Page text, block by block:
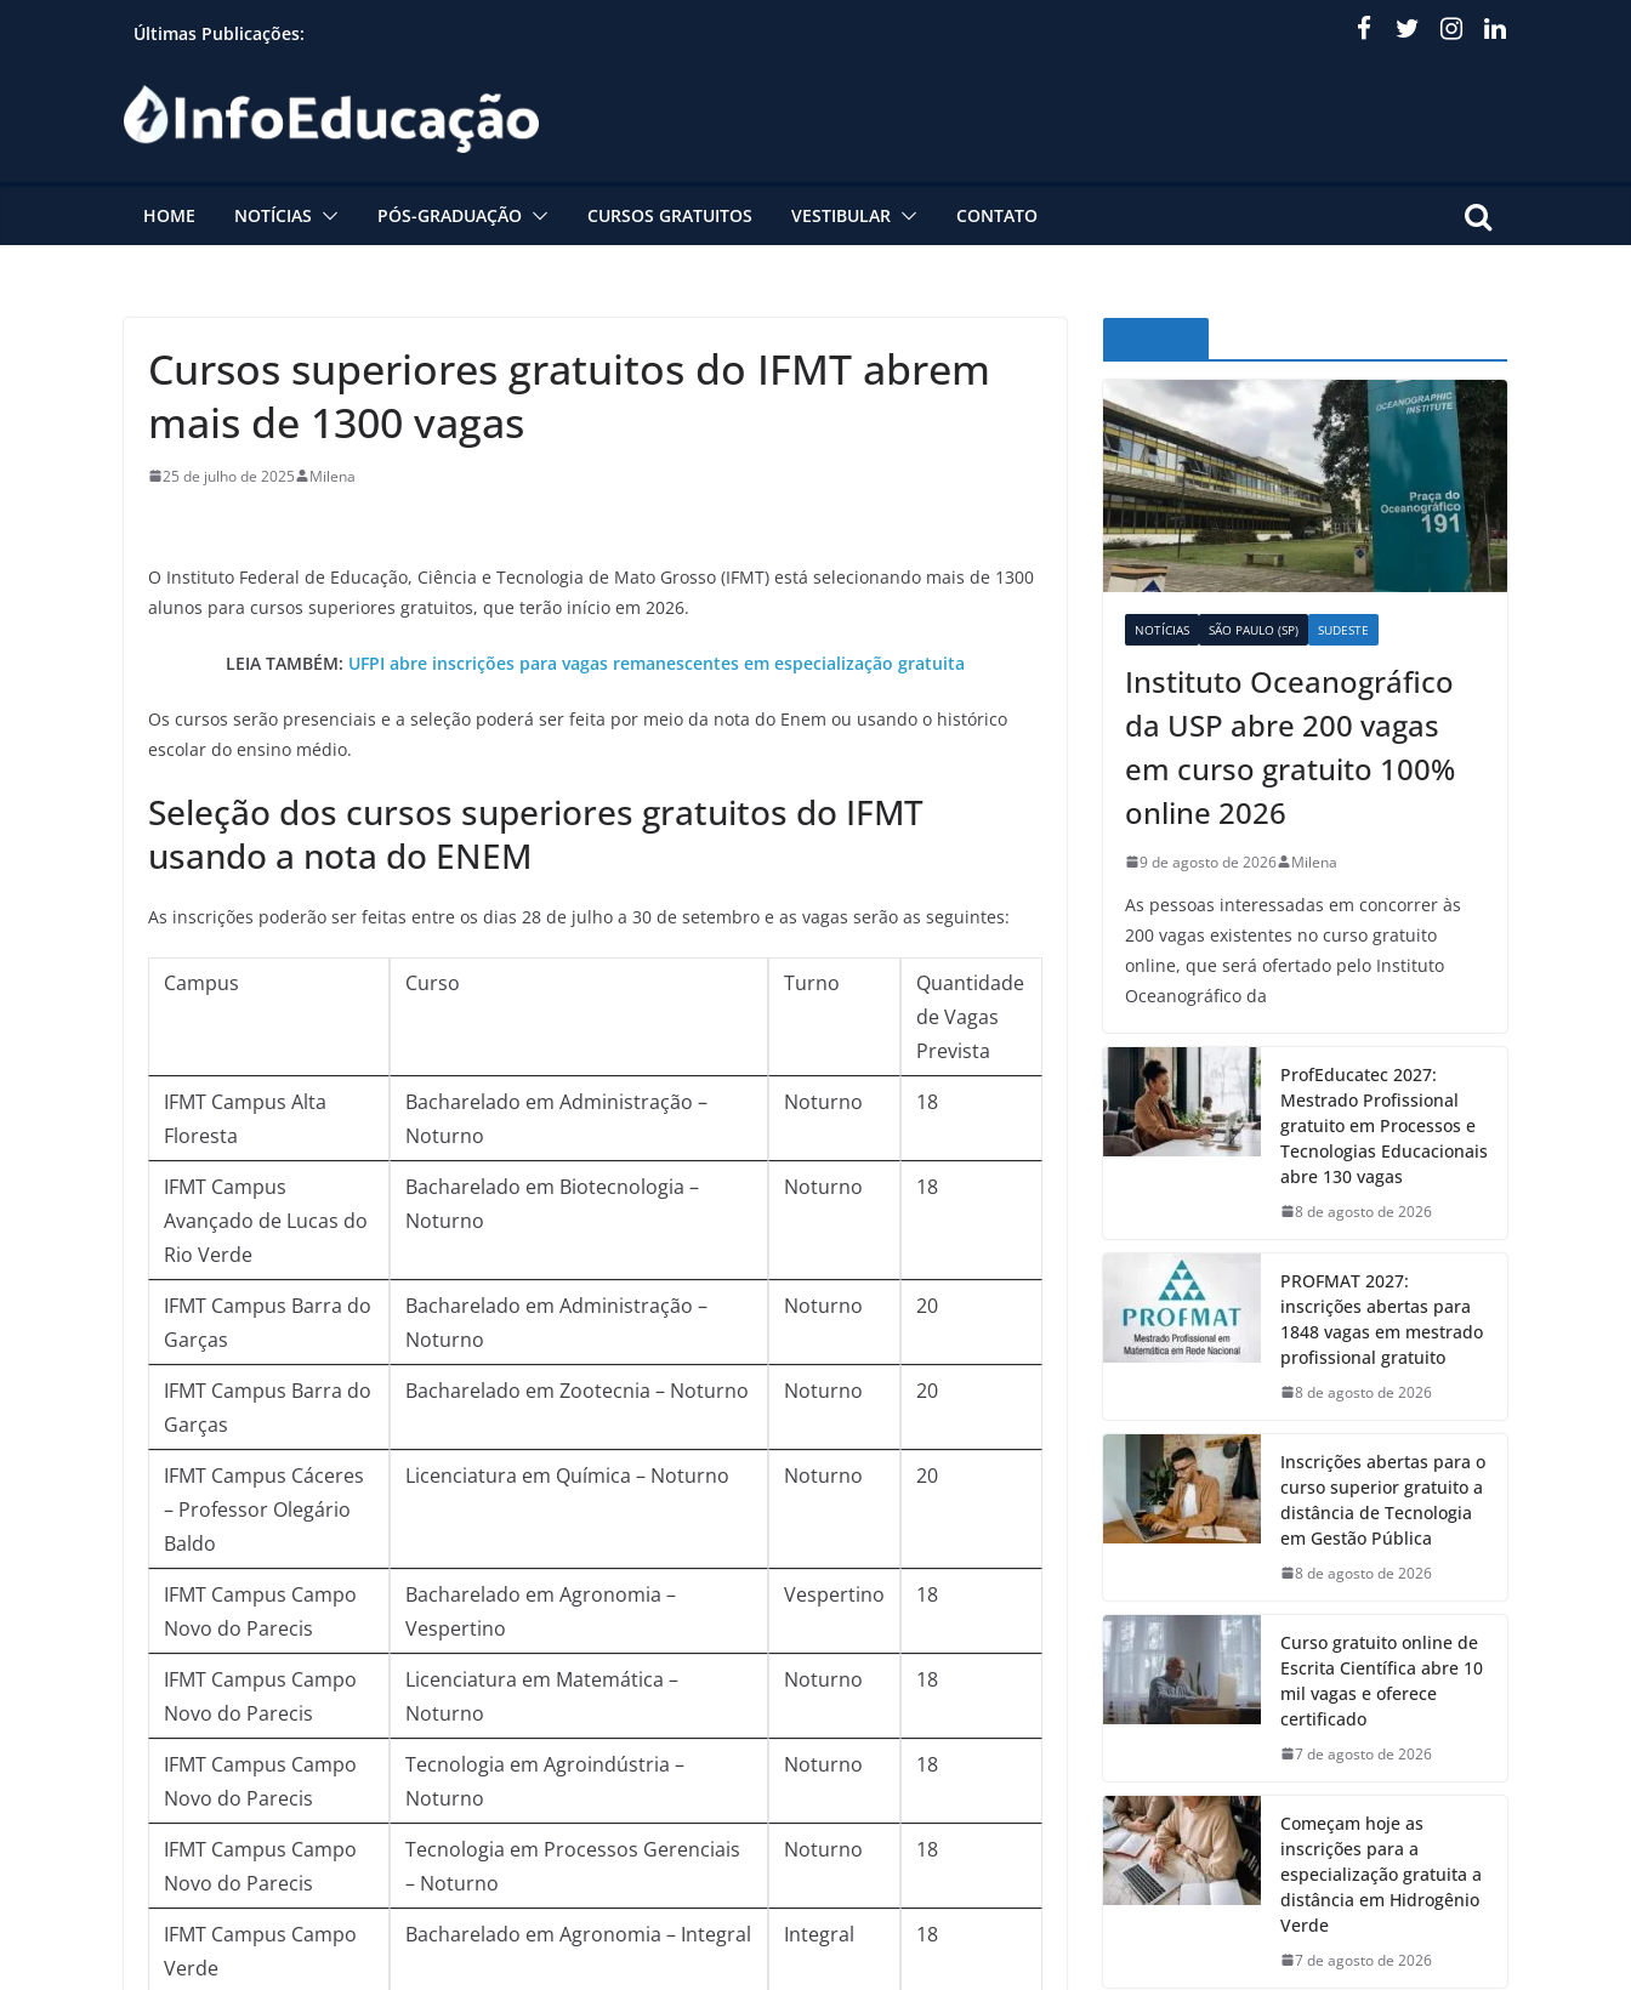
Últimas Publicações:
HOME NOTÍCIAS PÓS-GRADUAÇÃO CURSOS GRATUITOS VESTIBULAR CONTATO
Cursos superiores gratuitos do IFMT abrem
mais de 1300 vagas
25 de julho de 2025 Milena
O Instituto Federal de Educação, Ciência e Tecnologia de Mato Grosso (IFMT) está selecionando mais de 1300
alunos para cursos superiores gratuitos, que terão início em 2026.
LEIA TAMBÉM: UFPI abre inscrições para vagas remanescentes em especialização gratuita
Os cursos serão presenciais e a seleção poderá ser feita por meio da nota do Enem ou usando o histórico
escolar do ensino médio.
Seleção dos cursos superiores gratuitos do IFMT
usando a nota do ENEM
As inscrições poderão ser feitas entre os dias 28 de julho a 30 de setembro e as vagas serão as seguintes:
Campus Curso Turno
Quantidade
de Vagas
Prevista
IFMT Campus Alta
Floresta
Bacharelado em Administração –
Noturno
Noturno 18
IFMT Campus
Avançado de Lucas do
Rio Verde
Bacharelado em Biotecnologia –
Noturno
Noturno 18
IFMT Campus Barra do
Garças
Bacharelado em Administração –
Noturno
Noturno 20
IFMT Campus Barra do
Garças
Bacharelado em Zootecnia – Noturno Noturno 20
IFMT Campus Cáceres
– Professor Olegário
Baldo
Licenciatura em Química – Noturno Noturno 20
IFMT Campus Campo
Novo do Parecis
Bacharelado em Agronomia –
Vespertino
Vespertino 18
IFMT Campus Campo
Novo do Parecis
Licenciatura em Matemática –
Noturno
Noturno 18
IFMT Campus Campo
Novo do Parecis
Tecnologia em Agroindústria –
Noturno
Noturno 18
IFMT Campus Campo
Novo do Parecis
Tecnologia em Processos Gerenciais
– Noturno
Noturno 18
IFMT Campus Campo
Verde
Bacharelado em Agronomia – Integral Integral 18
NOTÍCIAS SÃO PAULO (SP) SUDESTE
Instituto Oceanográfico
da USP abre 200 vagas
em curso gratuito 100%
online 2026
9 de agosto de 2026 Milena
As pessoas interessadas em concorrer às
200 vagas existentes no curso gratuito
online, que será ofertado pelo Instituto
Oceanográfico da
ProfEducatec 2027:
Mestrado Profissional
gratuito em Processos e
Tecnologias Educacionais
abre 130 vagas
8 de agosto de 2026
PROFMAT 2027:
inscrições abertas para
1848 vagas em mestrado
profissional gratuito
8 de agosto de 2026
Inscrições abertas para o
curso superior gratuito a
distância de Tecnologia
em Gestão Pública
8 de agosto de 2026
Curso gratuito online de
Escrita Científica abre 10
mil vagas e oferece
certificado
7 de agosto de 2026
Começam hoje as
inscrições para a
especialização gratuita a
distância em Hidrogênio
Verde
7 de agosto de 2026